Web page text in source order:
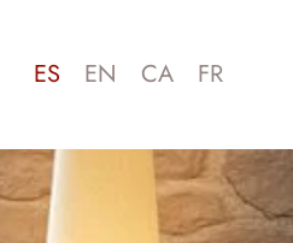
ES EN CA FR